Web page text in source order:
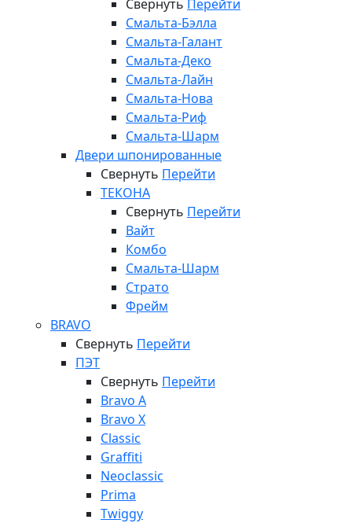
Свернуть Перейти
Смальта-Бэлла
Смальта-Галант
Смальта-Деко
Смальта-Лайн
Смальта-Нова
Смальта-Риф
Смальта-Шарм
Двери шпонированные
Свернуть Перейти
ТЕКОНА
Свернуть Перейти
Вайт
Комбо
Смальта-Шарм
Страто
Фрейм
BRAVO
Свернуть Перейти
ПЭТ
Свернуть Перейти
Bravo A
Bravo X
Classic
Graffiti
Neoclassic
Prima
Twiggy